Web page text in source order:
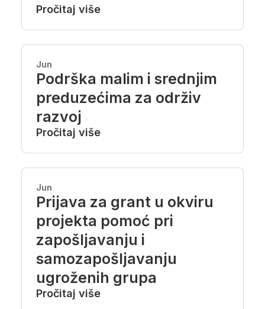
Pročitaj više
Jun
Podrška malim i srednjim
preduzećima za održiv
razvoj
Pročitaj više
Jun
Prijava za grant u okviru
projekta pomoć pri
zapošljavanju i
samozapošljavanju
ugroženih grupa
Pročitaj više